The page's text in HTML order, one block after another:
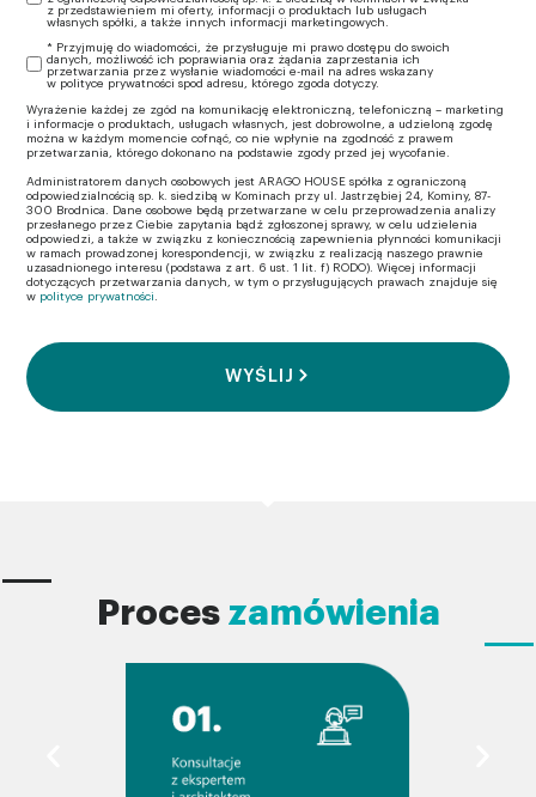
z przedstawieniem mi oferty, informacji o produktach lub usługach
własnych spółki, a także innych informacji marketingowych.
* Przyjmuję do wiadomości, że przysługuje mi prawo dostępu do swoich
danych, możliwość ich poprawiania oraz żądania zaprzestania ich
przetwarzania przez wysłanie wiadomości e-mail na adres wskazany
w polityce prywatności spod adresu, którego zgoda dotyczy.
Wyrażenie każdej ze zgód na komunikację elektroniczną, telefoniczną – marketing
i informacje o produktach, usługach własnych, jest dobrowolne, a udzieloną zgodę
można w każdym momencie cofnąć, co nie wpłynie na zgodność z prawem
przetwarzania, którego dokonano na podstawie zgody przed jej wycofanie.
Administratorem danych osobowych jest ARAGO HOUSE spółka z ograniczoną
odpowiedzialnością sp. k. siedzibą w Kominach przy ul. Jastrzębiej 24, Kominy, 87-
300 Brodnica. Dane osobowe będą przetwarzane w celu przeprowadzenia analizy
przesłanego przez Ciebie zapytania bądź zgłoszonej sprawy, w celu udzielenia
odpowiedzi, a także w związku z koniecznością zapewnienia płynności komunikacji
w ramach prowadzonej korespondencji, w związku z realizacją naszego prawnie
uzasadnionego interesu (podstawa z art. 6 ust. 1 lit. f) RODO). Więcej informacji
dotyczących przetwarzania danych, w tym o przysługujących prawach znajduje się
w polityce prywatności
WYŚLIJ
Proces zamówienia